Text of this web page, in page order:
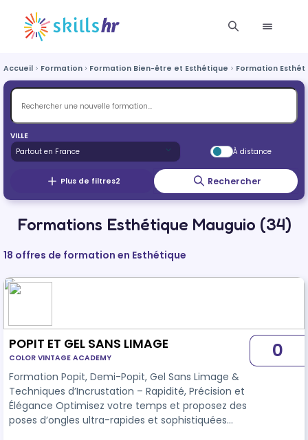
Accueil Formation Formation Bien-être et Esthétique Formation
VILLE
À distance
Plus de filtres2 Rechercher
Formations Esthétique Mauguio (34)
18 offres de formation en Esthétique
POPIT ET GEL SANS LIMAGE
COLOR VINTAGE ACADEMY
Formation Popit, Demi-Popit, Gel Sans Limage &
Techniques d’Incrustation – Rapidité, Précision et
Élégance Optimisez votre temps et proposez des
poses d’ongles ultra-rapides et sophistiquées
0